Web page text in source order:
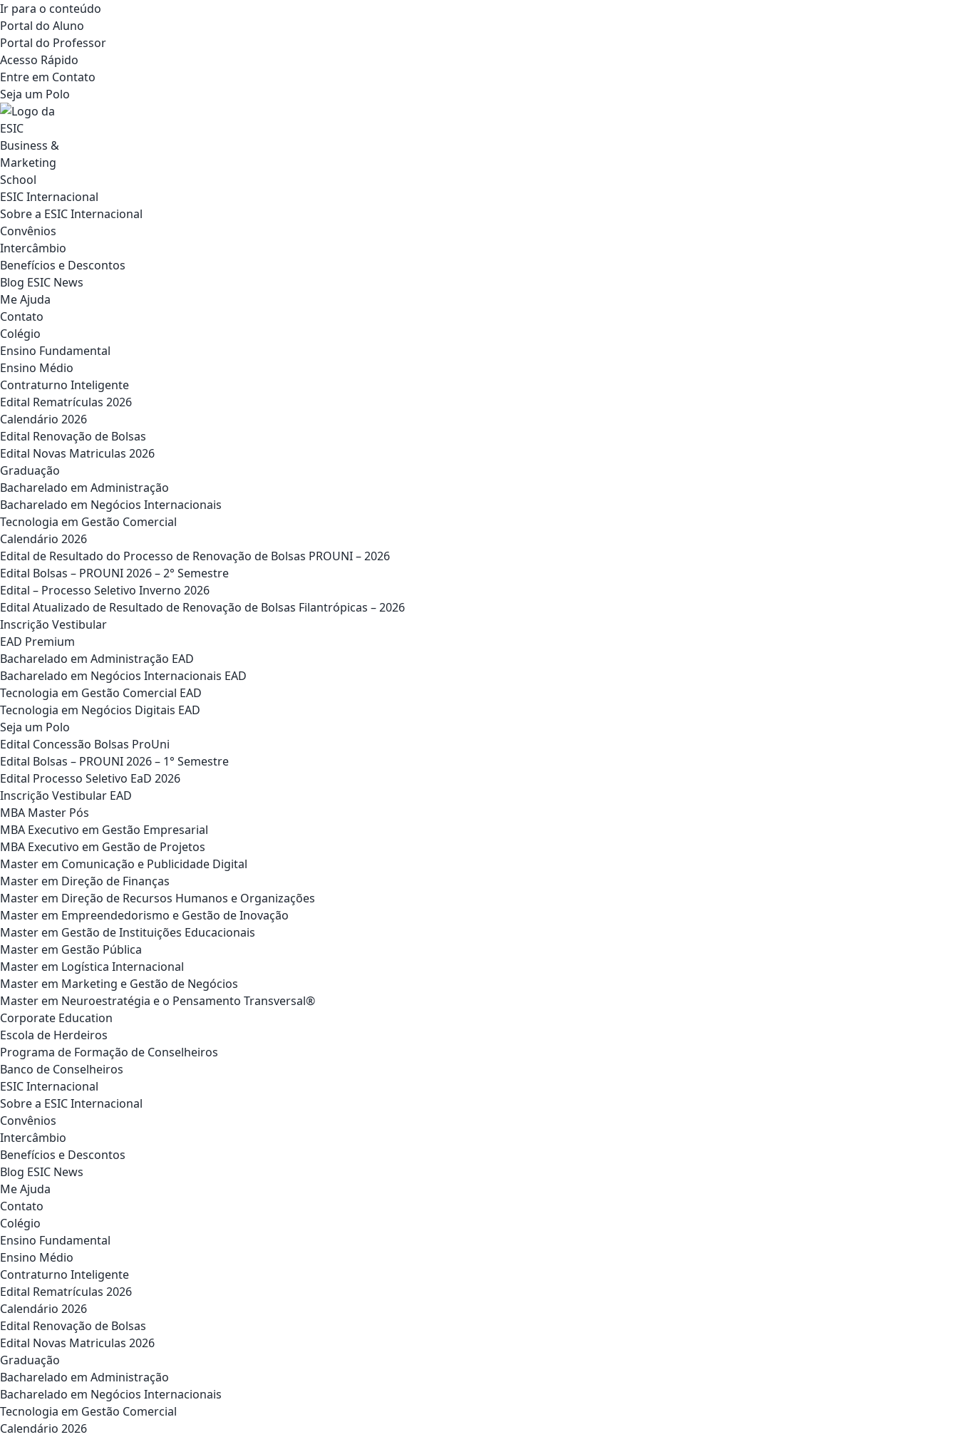
Ir para o conteúdo
Portal do Aluno
Portal do Professor
Acesso Rápido
Entre em Contato
Seja um Polo
ESIC Internacional
Sobre a ESIC Internacional
Convênios
Intercâmbio
Benefícios e Descontos
Blog ESIC News
Me Ajuda
Contato
Colégio
Ensino Fundamental
Ensino Médio
Contraturno Inteligente
Edital Rematrículas 2026
Calendário 2026
Edital Renovação de Bolsas
Edital Novas Matriculas 2026
Graduação
Bacharelado em Administração
Bacharelado em Negócios Internacionais
Tecnologia em Gestão Comercial
Calendário 2026
Edital de Resultado do Processo de Renovação de Bolsas PROUNI – 2026
Edital Bolsas – PROUNI 2026 – 2° Semestre
Edital – Processo Seletivo Inverno 2026
Edital Atualizado de Resultado de Renovação de Bolsas Filantrópicas – 2026
Inscrição Vestibular
EAD Premium
Bacharelado em Administração EAD
Bacharelado em Negócios Internacionais EAD
Tecnologia em Gestão Comercial EAD
Tecnologia em Negócios Digitais EAD
Seja um Polo
Edital Concessão Bolsas ProUni
Edital Bolsas – PROUNI 2026 – 1° Semestre
Edital Processo Seletivo EaD 2026
Inscrição Vestibular EAD
MBA Master Pós
MBA Executivo em Gestão Empresarial
MBA Executivo em Gestão de Projetos
Master em Comunicação e Publicidade Digital
Master em Direção de Finanças
Master em Direção de Recursos Humanos e Organizações
Master em Empreendedorismo e Gestão de Inovação
Master em Gestão de Instituições Educacionais
Master em Gestão Pública
Master em Logística Internacional
Master em Marketing e Gestão de Negócios
Master em Neuroestratégia e o Pensamento Transversal®
Corporate Education
Escola de Herdeiros
Programa de Formação de Conselheiros
Banco de Conselheiros
ESIC Internacional
Sobre a ESIC Internacional
Convênios
Intercâmbio
Benefícios e Descontos
Blog ESIC News
Me Ajuda
Contato
Colégio
Ensino Fundamental
Ensino Médio
Contraturno Inteligente
Edital Rematrículas 2026
Calendário 2026
Edital Renovação de Bolsas
Edital Novas Matriculas 2026
Graduação
Bacharelado em Administração
Bacharelado em Negócios Internacionais
Tecnologia em Gestão Comercial
Calendário 2026